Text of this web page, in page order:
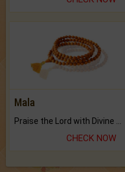
Mala
Praise the Lord with Divine Energies of Mala.
CHECK NOW